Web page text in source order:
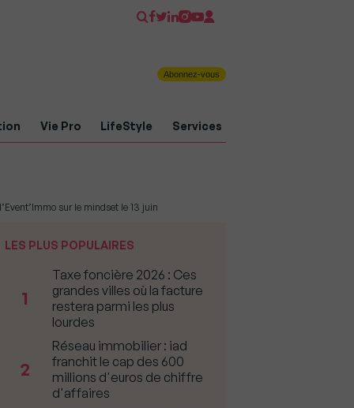
Abonnez-vous
Vie Pro LifeStyle Services
sur le mindset le 13 juin
LES PLUS POPULAIRES
1
Taxe foncière 2026 : Ces
grandes villes où la facture
restera parmi les plus
lourdes
2
Réseau immobilier : iad
franchit le cap des 600
millions d'euros de chiffre
d'affaires